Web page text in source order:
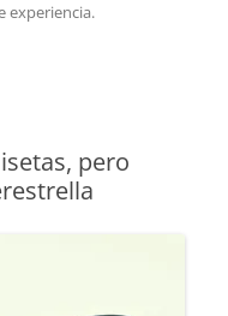
experiencia.
pero